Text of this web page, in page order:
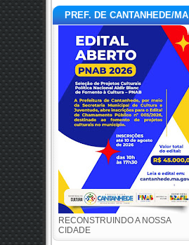
PREF. DE CANTANHEDE/MA
RECONSTRUINDO A NOSSA
CIDADE